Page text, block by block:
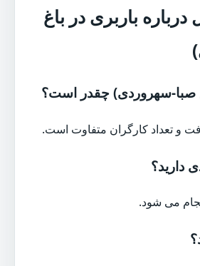
باربری در باغ
صبا-سهروردی) چقدر است؟
و تعداد کارگران متفاوت است.
دارید؟
می شود.